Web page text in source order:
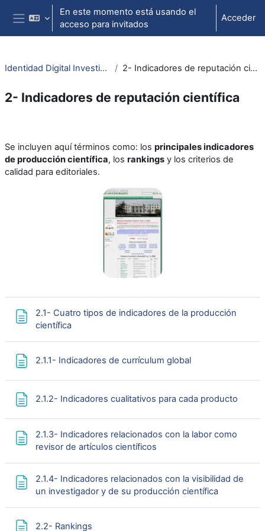
Salta al contenido principal
Panel lateral
En este momento está usando el
acceso para invitados
Acceder
Identidad Digital Investigador 2- Indicadores de reputación científica
2- Indicadores de reputación científica
Se incluyen aquí términos como: los principales indicadores
de producción científica, los rankings y los criterios de
calidad para editoriales.
2.1- Cuatro tipos de indicadores de la producción
científicaPágina
2.1.1- Indicadores de currículum globalPágina
2.1.2- Indicadores cualitativos para cada producto
2.1.3- Indicadores relacionados con la labor como
revisor de artículos científicos
2.1.4- Indicadores relacionados con la visibilidad de
un investigador y de su producción científicaPágina
2.2- Rankings